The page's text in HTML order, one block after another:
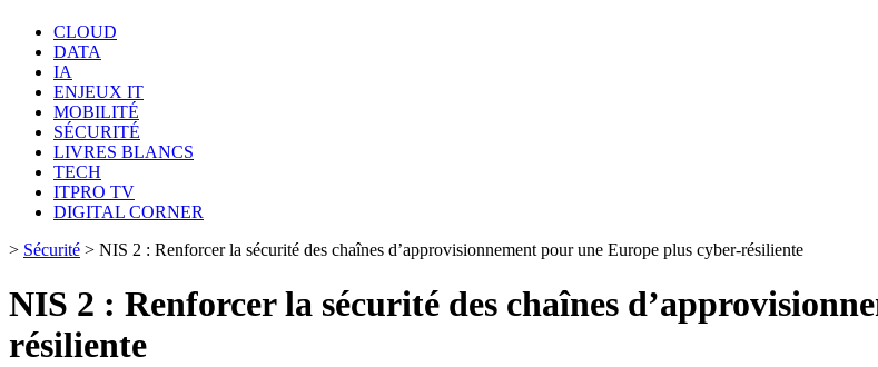
CLOUD
DATA
IA
ENJEUX IT
MOBILITÉ
SÉCURITÉ
LIVRES BLANCS
TECH
ITPRO TV
DIGITAL CORNER
> Sécurité > NIS 2 : Renforcer la sécurité des chaînes d’approvisionnement pour une Europe plus cyber-résiliente
NIS 2 : Renforcer la sécurité des chaînes
résiliente